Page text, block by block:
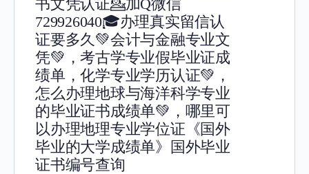
书文凭认证💁加Q微信
729926040🎓办理真实留信认
证要多久💚会计与金融专业文
凭💚，考古学专业假毕业证成
绩单，化学专业学历认证💚，
怎么办理地球与海洋科学专业
的毕业证书成绩单💚，哪里可
以办理地理专业学位证《国外
毕业的大学成绩单》国外毕业
证书编号查询